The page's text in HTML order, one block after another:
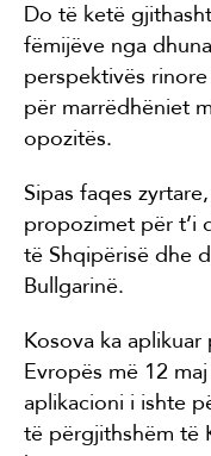
Do të ketë
fëmijëve nga
perspektivës
për marrëdhëniet
opozitës.
Sipas faqes
propozimet për t’i
të Shqipërisë dhe
Bullgarinë.
Kosova ka
Evropës më 12
aplikacioni i ishte
të përgjithshëm të